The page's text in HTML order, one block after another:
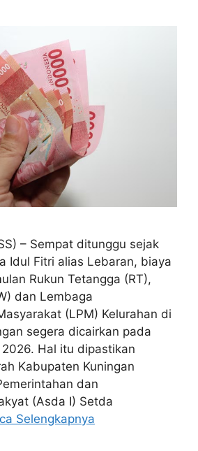
– Sempat ditunggu sejak
Idul Fitri alias Lebaran, biaya
Rukun Tetangga (RT),
dan Lembaga
(LPM) Kelurahan di
segera dicairkan pada
Hal itu dipastikan
Kabupaten Kuningan
dan
(Asda I) Setda
Selengkapnya